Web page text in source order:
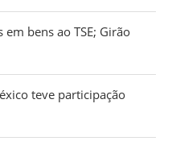
bens ao TSE; Girão
teve participação